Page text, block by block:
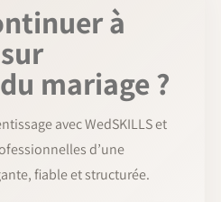
à
mariage ?
avec WedSKILLS et
d’une
fiable et structurée.